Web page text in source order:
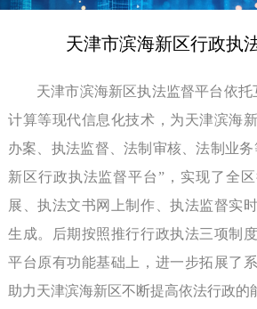
天津市滨海新区行政执
天津市滨海新区执法监督平台依
计算等现代信息化技术，为天津滨海
办案、执法监督、法制审核、法制业
新区行政执法监督平台”，实现了全
展、执法文书网上制作、执法监督实
生成。后期按照推行行政执法三项制
平台原有功能基础上，进一步拓展了
助力天津滨海新区不断提高依法行政的